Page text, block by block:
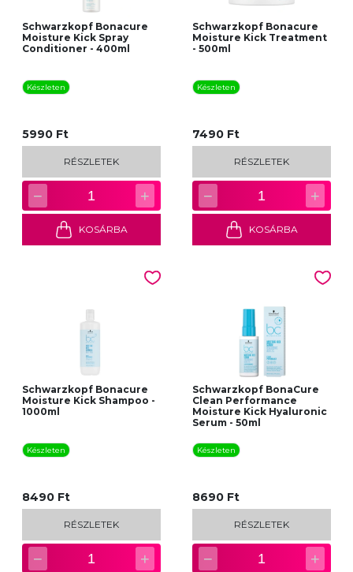
Schwarzkopf Bonacure
Moisture Kick Spray
Conditioner - 400ml
Készleten
5990 Ft
RÉSZLETEK
− 1 +
KOSÁRBA
Schwarzkopf Bonacure
Moisture Kick Treatment
- 500ml
Készleten
7490 Ft
RÉSZLETEK
− 1 +
KOSÁRBA
Schwarzkopf Bonacure
Moisture Kick Shampoo -
1000ml
Készleten
8490 Ft
RÉSZLETEK
− 1 +
Schwarzkopf BonaCure
Clean Performance
Moisture Kick Hyaluronic
Serum - 50ml
Készleten
8690 Ft
RÉSZLETEK
− 1 +